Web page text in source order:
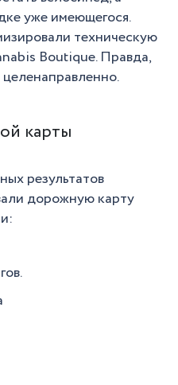
уже имеющегося.
техническую
Boutique. Правда,
карты
результатов
дорожную карту